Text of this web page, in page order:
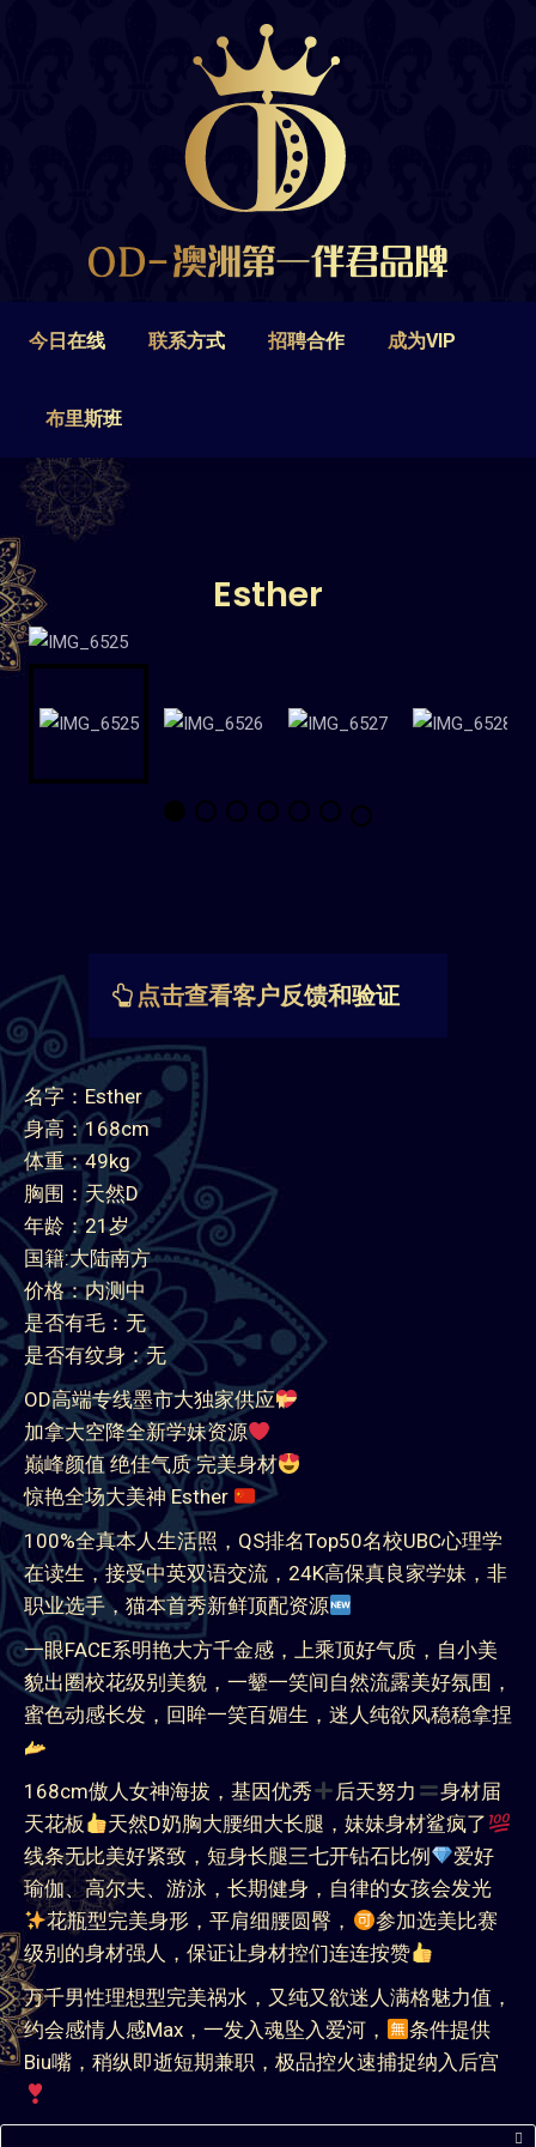
今日在线 联系方式 招聘合作 成为VIP
布里斯班
Esther
点击查看客户反馈和验证
名字：Esther
身高：168cm
体重：49kg
胸围：天然D
年龄：21岁
国籍:大陆南方
价格：内测中
是否有毛：无
是否有纹身：无
OD高端专线墨市大独家供应
加拿大空降全新学妹资源
巅峰颜值 绝佳气质 完美身材
惊艳全场大美神 Esther
100%全真本人生活照，QS排名Top50名校UBC心理学
在读生，接受中英双语交流，24K高保真良家学妹，非
职业选手，猫本首秀新鲜顶配资源
一眼FACE系明艳大方千金感，上乘顶好气质，自小美
貌出圈校花级别美貌，一颦一笑间自然流露美好氛围，
蜜色动感长发，回眸一笑百媚生，迷人纯欲风稳稳拿捏
168cm傲人女神海拔，基因优秀 后天努力
身材届
天花板
天然D奶胸大腰细大长腿，妹妹身材鲨疯了
线条无比美好紧致，短身长腿三七开钻石比例
爱好
瑜伽、高尔夫、游泳，长期健身，自律的女孩会发光
花瓶型完美身形，平肩细腰圆臀，
参加选美比赛
级别的身材强人，保证让身材控们连连按赞
万千男性理想型完美祸水，又纯又欲迷人满格魅力值，
约会感情人感Max，一发入魂坠入爱河，
条件提供
Biu嘴，稍纵即逝短期兼职，极品控火速捕捉纳入后宫
联系方式 招聘合作
布里斯班